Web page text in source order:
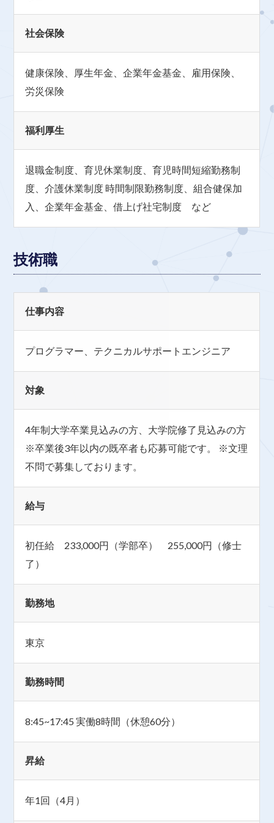
社会保険
健康保険、厚生年金、企業年金基金、雇用保険、
労災保険
福利厚生
退職金制度、育児休業制度、育児時間短縮勤務制
度、介護休業制度 時間制限勤務制度、組合健保加
入、企業年金基金、借上げ社宅制度 など
技術職
仕事内容
プログラマー、テクニカルサポートエンジニア
対象
4年制大学卒業見込みの方、大学院修了見込みの方
※卒業後3年以内の既卒者も応募可能です。 ※文理
不問で募集しております。
給与
初任給 233,000円（学部卒） 255,000円（修士
了）
勤務地
東京
勤務時間
8:45~17:45 実働8時間（休憩60分）
昇給
年1回（4月）